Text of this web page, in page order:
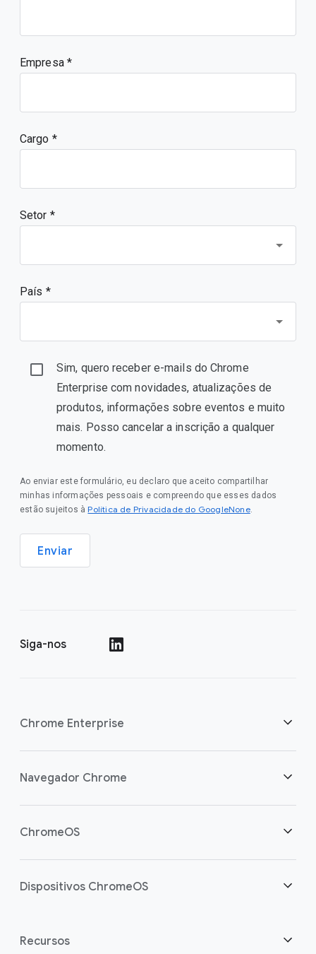
Empresa
Cargo
Setor *
País *
Sim, quero receber e-mails do Chrome
Enterprise com novidades, atualizações de
produtos, informações sobre eventos e muito
mais. Posso cancelar a inscrição a qualquer
momento.
Ao enviar este formulário, eu declaro que aceito compartilhar
minhas informações pessoais e compreendo que esses dados
estão sujeitos à Política de Privacidade do GoogleNone.
Enviar
Siga-nos
Chrome Enterprise
Segurança
Navegador Chrome
Visão geral
ChromeOS
Visão geral
Dispositivos ChromeOS
Visão geral
Recursos